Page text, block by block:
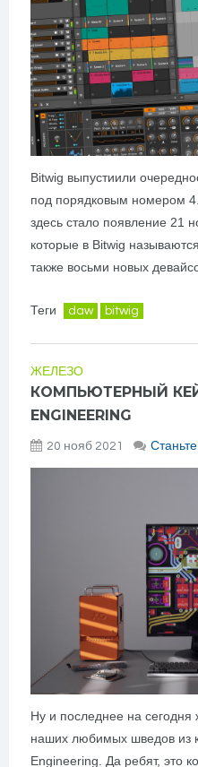
Bitwig выпустиили
под порядковым номером
здесь стало появление 21
которые в Bitwig
также восьми новых
Теги daw bitwig
ЖЕЛЕЗО
КОМПЬЮТЕРНЫЙ
ENGINEERING
20 нояб 2021
Ну и последнее на сегодня
наших любимых шведов из
Engineering. Да ребят, это